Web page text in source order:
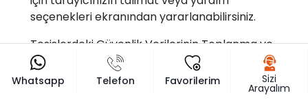
seçenekleri ekranından yararlanabilirsiniz.
Tesislerdeki Güvenlik Verilerinin Toplanma ve
İşlenme Amaçları
6698 sayılı kanun kapsamında veri sorumlusu
sıfatını taşıyan Sade Villam Turizm Emlak İnşaat
Whatsapp Telefon Favorilerim Sizi
Arayalım